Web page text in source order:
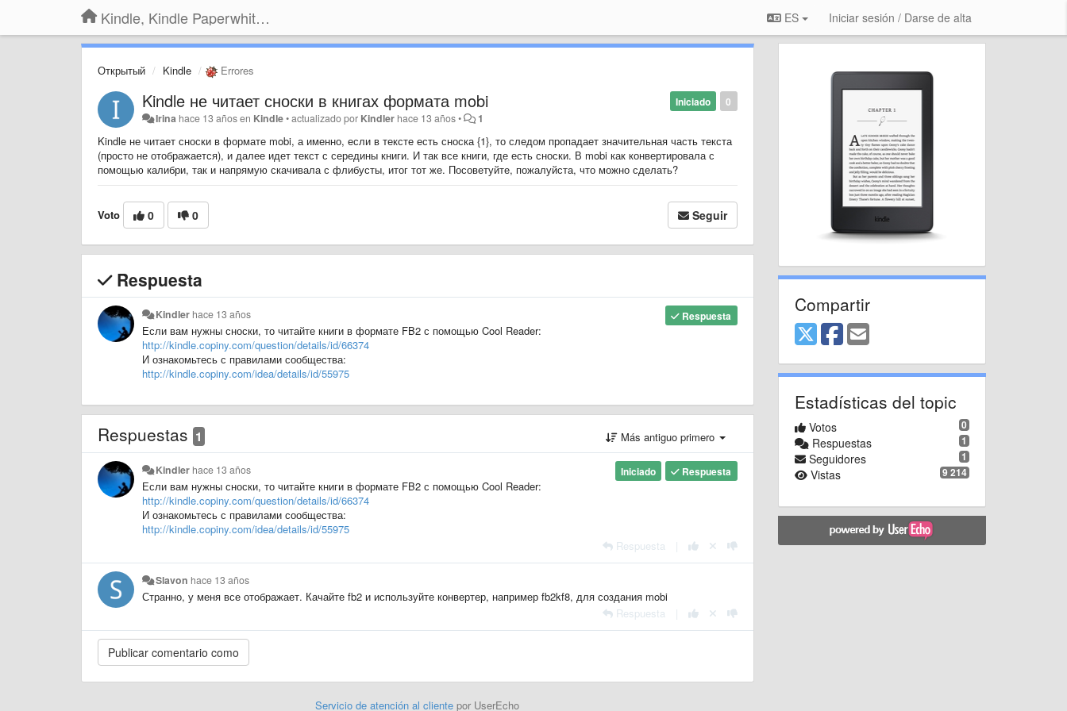
Kindle, Kindle Paperwhite, Kindle Voyage ES Iniciar sesión / Darse de alta
Открытый Kindle Errores
0
Iniciado
Kindle не читает сноски в книгах формата mobi
Irina hace 13 añosen Kindle•actualizado por Kindler hace 13 años• 1
Kindle не читает сноски в формате mobi, а именно, если в тексте есть сноска {1}, то следом пропадает значительная часть текста
(просто не отображается), и далее идет текст с середины книги. И так все книги, где есть сноски. В mobi как конвертировала с
помощью калибри, так и напрямую скачивала с флибусты, итог тот же. Посоветуйте, пожалуйста, что можно сделать?
Voto 0 0 Seguir
Respuesta
Respuesta
Kindler hace 13 años
Если вам нужны сноски, то читайте книги в формате FB2 с помощью Cool Reader:
http://kindle.copiny.com/question/details/id/66374
И ознакомьтесь с правилами сообщества:
http://kindle.copiny.com/idea/details/id/55975
Respuestas 1 Más antiguo primero
Respuesta
Iniciado
Kindler hace 13 años
Если вам нужны сноски, то читайте книги в формате FB2 с помощью Cool Reader:
http://kindle.copiny.com/question/details/id/66374
И ознакомьтесь с правилами сообщества:
http://kindle.copiny.com/idea/details/id/55975
Respuesta
Slavon hace 13 años
​Странно, у меня все отображает. Качайте fb2 и используйте конвертер, например fb2kf8, для создания mobi
Respuesta
Servicio de atención al clientepor UserEcho
Compartir
Estadísticas del topic
0
Votos
1
Respuestas
1
Seguidores
9 214
Vistas